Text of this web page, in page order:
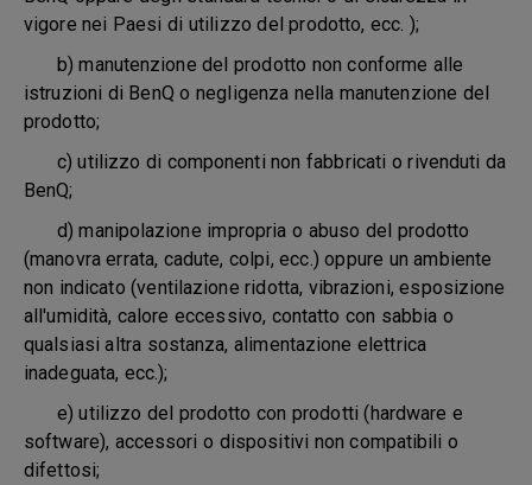
vigore nei Paesi di utilizzo del prodotto, ecc. );
b) manutenzione del prodotto non conforme alle
istruzioni di BenQ o negligenza nella manutenzione del
prodotto;
c) utilizzo di componenti non fabbricati o rivenduti da
BenQ;
d) manipolazione impropria o abuso del prodotto
(manovra errata, cadute, colpi, ecc.) oppure un ambiente
non indicato (ventilazione ridotta, vibrazioni, esposizione
all'umidità, calore eccessivo, contatto con sabbia o
qualsiasi altra sostanza, alimentazione elettrica
inadeguata, ecc.);
e) utilizzo del prodotto con prodotti (hardware e
software), accessori o dispositivi non compatibili o
difettosi;